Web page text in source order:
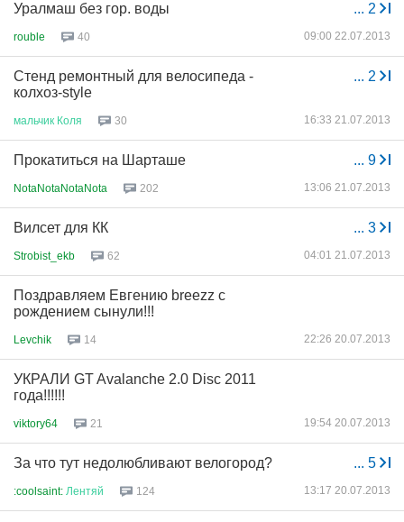
... 2
Уралмаш без гор. воды
rouble 40 09:00 22.07.2013
... 2
Стенд ремонтный для велосипеда -
колхоз-style
мальчик Коля 30 16:33 21.07.2013
... 9
Прокатиться на Шарташе
NotaNotaNotaNota 202 13:06 21.07.2013
... 3
Вилсет для КК
Strobist_ekb 62 04:01 21.07.2013
Поздравляем Евгению breezz с
рождением сынули!!!
Levchik 14 22:26 20.07.2013
УКРАЛИ GT Avalanche 2.0 Disc 2011
года!!!!!!
viktory64 21 19:54 20.07.2013
... 5
За что тут недолюбливают велогород?
:coolsaint: Лентяй 124 13:17 20.07.2013